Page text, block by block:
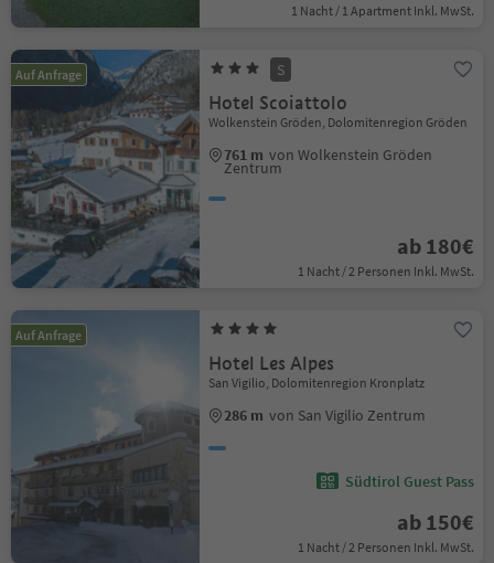
1 Nacht / 1 Apartment Inkl. MwSt.
Auf Anfrage S
Hotel Scoiattolo
Wolkenstein Gröden, Dolomitenregion Gröden
761 m von Wolkenstein Gröden
Zentrum
ab 180€
1 Nacht / 2 Personen Inkl. MwSt.
Auf Anfrage
Hotel Les Alpes
San Vigilio, Dolomitenregion Kronplatz
286 m von San Vigilio Zentrum
Südtirol Guest Pass
ab 150€
1 Nacht / 2 Personen Inkl. MwSt.